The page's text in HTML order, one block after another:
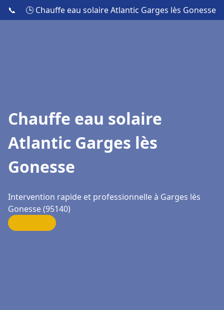
📞 🕒 Chauffe eau solaire Atlantic Garges lès Gonesse
Chauffe eau solaire
Atlantic Garges lès
Gonesse
Intervention rapide et professionnelle à Garges lès
Gonesse (95140)